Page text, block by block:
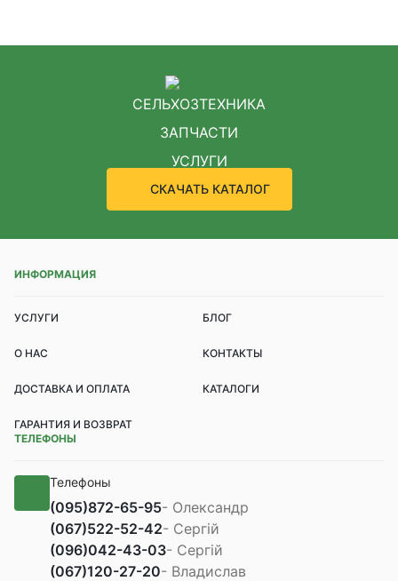
СЕЛЬХОЗТЕХНИКА
ЗАПЧАСТИ
УСЛУГИ
СКАЧАТЬ КАТАЛОГ
ИНФОРМАЦИЯ
УСЛУГИ БЛОГ
О НАС КОНТАКТЫ
ДОСТАВКА И ОПЛАТА КАТАЛОГИ
ГАРАНТИЯ И ВОЗВРАТ
ТЕЛЕФОНЫ
Телефоны
(095)872-65-95- Олександр
(067)522-52-42- Сергій
(096)042-43-03- Сергій
(067)120-27-20- Владислав